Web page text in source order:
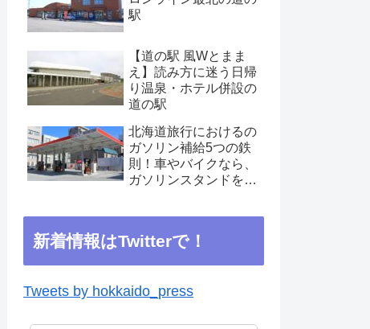
駅
【道の駅 風Wとまま
え】読み方に迷う日帰
り温泉・ホテル併設の
道の駅
北海道旅行におけるの
ガソリン補給5つの鉄
則！車やバイクなら、
ガソリンスタンドを見
新着情報はTwitterで！
Tweets by hokkaido_press